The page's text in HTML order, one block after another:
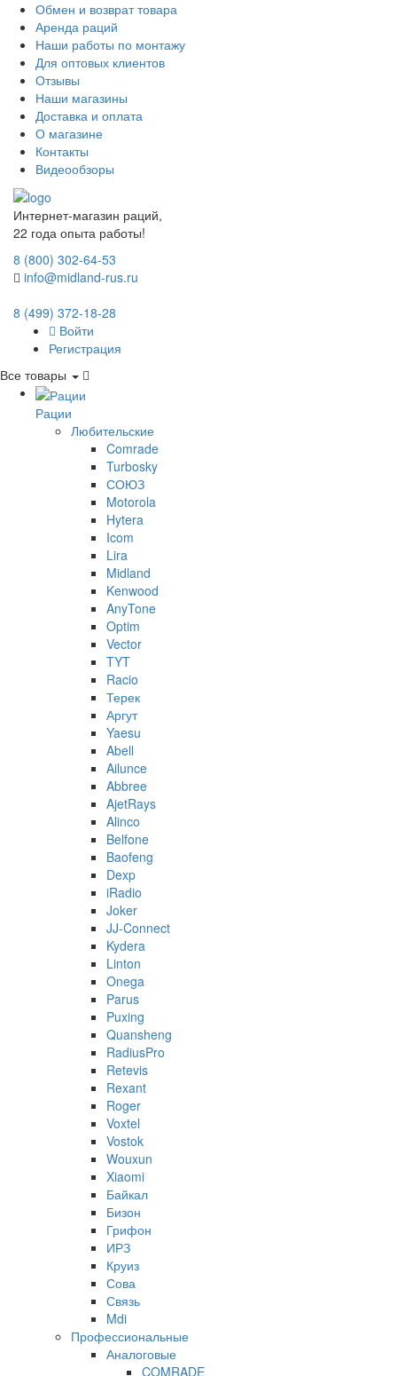
Обмен и возврат товара
Аренда раций
Наши работы по монтажу
Для оптовых клиентов
Отзывы
Наши магазины
Доставка и оплата
О магазине
Контакты
Видеообзоры
Интернет-магазин раций,
22 года опыта работы!
8 (800) 302-64-53
info@midland-rus.ru
8 (499) 372-18-28
Войти
Регистрация
Все товары
Рации
Любительские
Comrade
Turbosky
СОЮЗ
Motorola
Hytera
Icom
Lira
Midland
Kenwood
AnyTone
Optim
Vector
TYT
Racio
Терек
Аргут
Yaesu
Abell
Ailunce
Abbree
AjetRays
Alinco
Belfone
Baofeng
Dexp
iRadio
Joker
JJ-Connect
Kydera
Linton
Onega
Parus
Puxing
Quansheng
RadiusPro
Retevis
Rexant
Roger
Voxtel
Vostok
Wouxun
Xiaomi
Байкал
Бизон
Грифон
ИРЗ
Круиз
Сова
Связь
Mdi
Профессиональные
Аналоговые
COMRADE